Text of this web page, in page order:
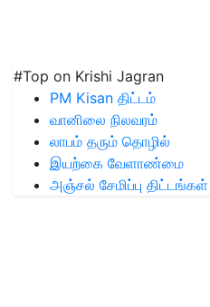
#Top on Krishi Jagran
PM Kisan திட்டம்
வானிலை நிலவரம்
லாபம் தரும் தொழில்
இயற்கை வேளாண்மை
அஞ்சல் சேமிப்பு திட்டங்கள்